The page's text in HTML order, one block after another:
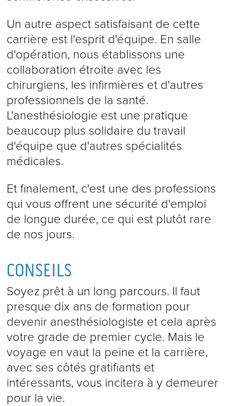
Un autre aspect satisfaisant de cette
carrière est l'esprit d'équipe. En salle
d'opération, nous établissons une
collaboration étroite avec les
chirurgiens, les infirmières et d'autres
professionnels de la santé.
L'anesthésiologie est une pratique
beaucoup plus solidaire du travail
d'équipe que d'autres spécialités
médicales.
Et finalement, c'est une des professions
qui vous offrent une sécurité d'emploi
de longue durée, ce qui est plutôt rare
de nos jours.
CONSEILS
Soyez prêt à un long parcours. Il faut
presque dix ans de formation pour
devenir anesthésiologiste et cela après
votre grade de premier cycle. Mais le
voyage en vaut la peine et la carrière,
avec ses côtés gratifiants et
intéressants, vous incitera à y demeurer
pour la vie.